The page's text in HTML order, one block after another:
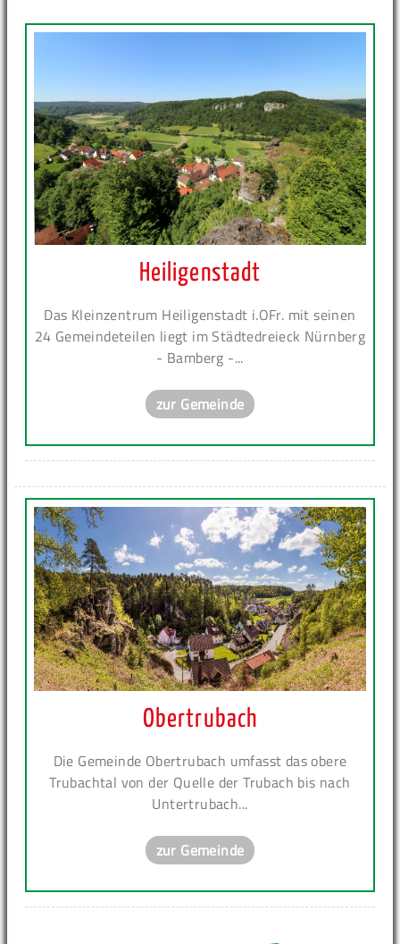
Heiligenstadt
Das Kleinzentrum Heiligenstadt i.OFr. mit seinen
24 Gemeindeteilen liegt im Städtedreieck Nürnberg
- Bamberg -...
zur Gemeinde
Obertrubach
Die Gemeinde Obertrubach umfasst das obere
Trubachtal von der Quelle der Trubach bis nach
Untertrubach...
zur Gemeinde